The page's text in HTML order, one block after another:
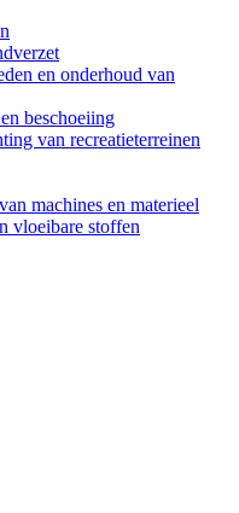
en onderhoud van
beschoeiing
van recreatieterreinen
machines en materieel
vloeibare stoffen